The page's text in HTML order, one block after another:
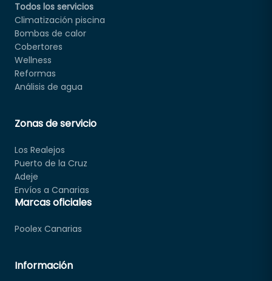
Todos los servicios
Climatización piscina
Bombas de calor
Cobertores
Wellness
Reformas
Análisis de agua
Zonas de servicio
Los Realejos
Puerto de la Cruz
Adeje
Envíos a Canarias
Marcas oficiales
Poolex Canarias
Información